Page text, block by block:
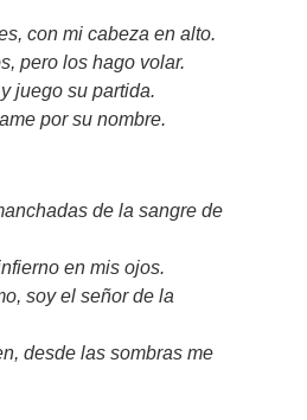
con mi cabeza en alto.
pero los hago volar.
juego su partida.
por su nombre.
de la sangre de
en mis ojos.
soy el señor de la
desde las sombras me